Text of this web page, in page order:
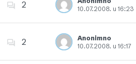
2
10.07.2008. u 16:23
Dodajte u favorite
2
Anonimno
10.07.2008. u 16:17